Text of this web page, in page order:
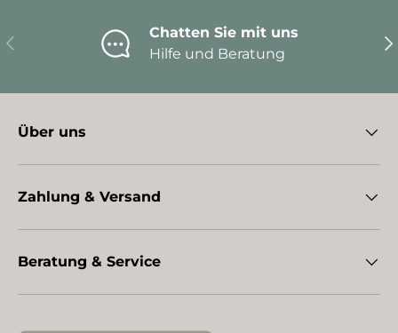
Vorherige
Chatten Sie mit uns
Hilfe und Beratung
Über uns
Zahlung & Versand
Beratung & Service